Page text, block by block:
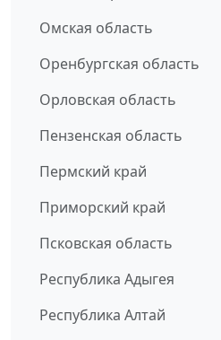
Омская область
Оренбургская область
Орловская область
Пензенская область
Пермский край
Приморский край
Псковская область
Республика Адыгея
Республика Алтай